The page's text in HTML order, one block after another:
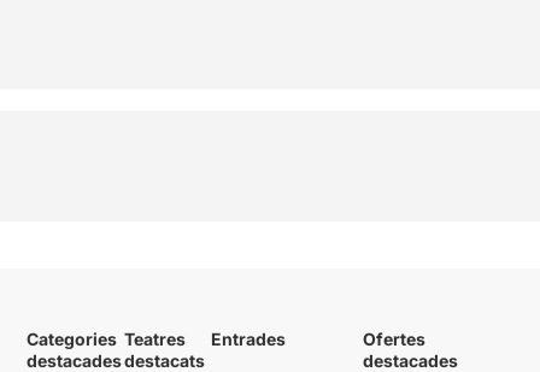
Categories
destacades
Teatres
destacats
Entrades
Ofertes
destacades